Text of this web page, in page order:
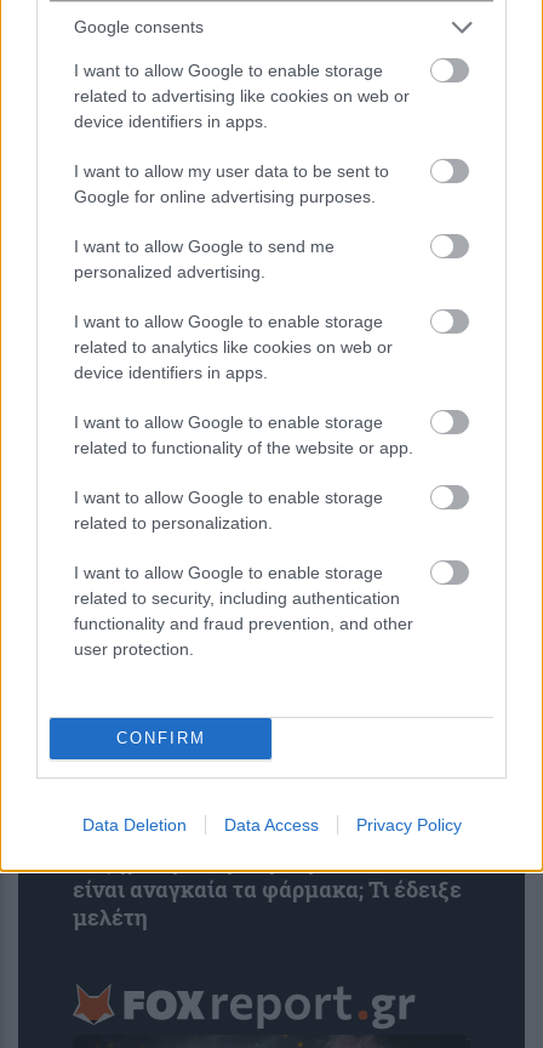
Google consents
I want to allow Google to enable storage
related to advertising like cookies on web or
device identifiers in apps.
I want to allow my user data to be sent to
Google for online advertising purposes.
I want to allow Google to send me
personalized advertising.
I want to allow Google to enable storage
related to analytics like cookies on web or
device identifiers in apps.
I want to allow Google to enable storage
related to functionality of the website or app.
I want to allow Google to enable storage
related to personalization.
I want to allow Google to enable storage
related to security, including authentication
functionality and fraud prevention, and other
user protection.
CONFIRM
Data Deletion Data Access Privacy Policy
49χρονης Γερμανίδας που
τραυματίστηκε σε δύσβατο σημείο
στη Συκιά
ΕΙΝΑΠ: Καταγγέλλει αιφνιδιαστική
αλλαγή στο πρόγραμμα εφημεριών
του Σισμανογλείου
είναι αναγκαία τα φάρμακα; Τι έδειξε
μελέτη